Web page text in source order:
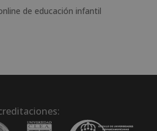
de educación infantil